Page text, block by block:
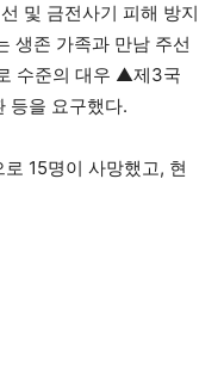
및 금전사기 피해 방지
생존 가족과 만남 주선
수준의 대우 ▲제3국
등을 요구했다.
15명이 사망했고, 현